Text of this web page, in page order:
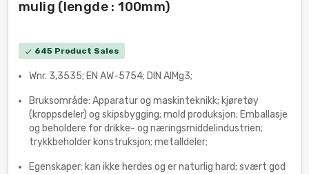
mulig (lengde : 100mm)
check 645 Product Sales
Wnr. 3,3535; EN AW-5754; DIN AlMg3;
Bruksområde: Apparatur og maskinteknikk; kjøretøy
(kroppsdeler) og skipsbygging; mold produksjon; Emballasje
og beholdere for drikke- og næringsmiddelindustrien;
trykkbeholder konstruksjon; metalldeler;
Egenskaper: kan ikke herdes og er naturlig hard; svært god